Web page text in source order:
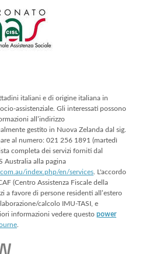
italiani e di origine italiana in
assistenziale. Gli interessati possono
all’indirizzo
gestito in Nuova Zelanda dal sig.
al numero: 021 256 1891 (martedì
completa dei servizi forniti dal
Australia alla pagina
index.php/en/services . L'accordo
(Centro Assistenza Fiscale della
a favore di persone residenti all’estero
calcolo IMU-TASI, e
informazioni vedere questo power